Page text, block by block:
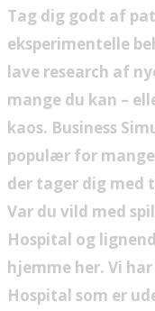
Tag dig godt af
eksperimentelle
lave research af
mange du kan –
kaos. Business
populær for
der tager dig med
Var du vild med
Hospital og
hjemme her. Vi
Hospital som er